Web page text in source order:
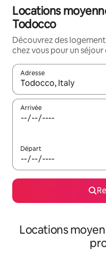
Locations
Todocco
Découvrez des
chez vous pour un séjour
Adresse
Lorsque les résultats
Arrivée
Départ
Locations